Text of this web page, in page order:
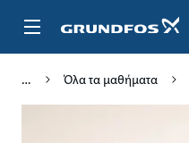
Όλα τα μαθήματα